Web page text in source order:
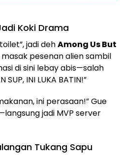
Koki Drama
jadi dehAmong Us But
masak pesenan alien sambil
di sini lebay abis—salah
INI LUKA BATIN!”
ini perasaan!” Gue
jadi MVP server
Tukang Sapu